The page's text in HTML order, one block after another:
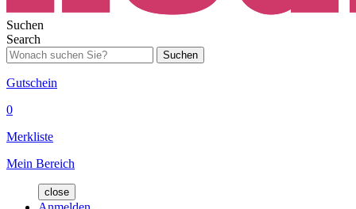
Suchen
Search
Suchen
Gutschein
0
Merkliste
Mein Bereich
close